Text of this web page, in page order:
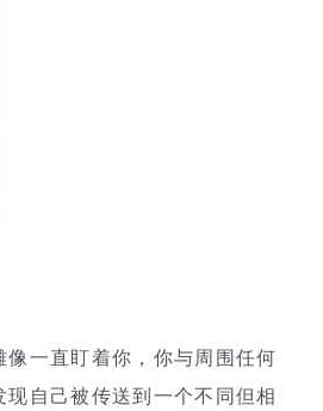
一直盯着你，你与周围任何
自己被传送到一个不同但相